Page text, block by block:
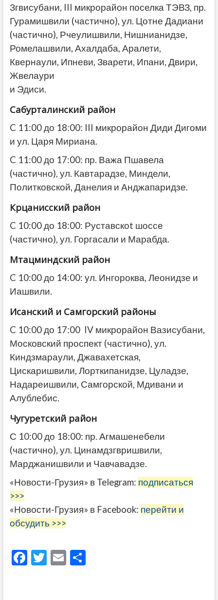
Згвисубани, III микрорайон поселка ТЭВЗ, пр.
Гурамишвили (частично), ул. Цотне Дадиани
(частично), Рчеулишвили, Нишнианидзе,
Ромелашвили, Ахалдаба, Аралети,
Квернаули, Ипневи, Зварети, Ипани, Двири,
Жвелаури
и Эдиси.
Сабурталинский район
C 11:00 до 18:00: III микрорайон Диди Дигоми
и ул. Царя Мириана.
C 11:00 до 17:00: пр. Важа Пшавела
(частично), ул. Кавтарадзе, Миндели,
Политковской, Данелия и Анджапаридзе.
Крцанисский район
C 10:00 до 18:00: Руставскоt шоссе
(частично), ул. Горгасали и Марабда.
Мтацминдский район
C 10:00 до 14:00: ул. Ингороква, Леонидзе и
Иашвили.
Исанский и Самгорский районы
C 10:00 до 17:00 IV микрорайон Вазисубани,
Московский проспект (частично), ул.
Киндзмараули, Джавахетская,
Цискаришвили, Лорткипанидзе, Цуладзе,
Надареишвили, Самгорской, Мдивани и
Алублебис.
Чугуретский район
С 10:00 до 18:00: пр. Агмашенебели
(частично), ул. Цинамдзгвришвили,
Марджанишвили и Чавчавадзе.
«Новости-Грузия» в Telegram: подписаться
>>>
«Новости-Грузия» в Facebook: перейти и
обсудить >>>
F T E О